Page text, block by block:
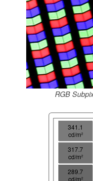
RGB
341.1
cd/m²
317.7
cd/m²
289.7
cd/m²